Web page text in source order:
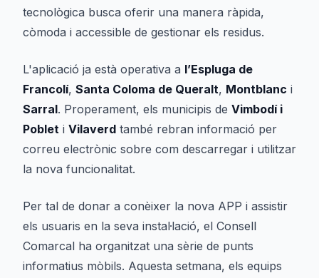
tecnològica busca oferir una manera ràpida,
còmoda i accessible de gestionar els residus.
L'aplicació ja està operativa a l’Espluga de
Francolí, Santa Coloma de Queralt, Montblanc i
Sarral. Properament, els municipis de Vimbodí i
Poblet i Vilaverd també rebran informació per
correu electrònic sobre com descarregar i utilitzar
la nova funcionalitat.
Per tal de donar a conèixer la nova APP i assistir
els usuaris en la seva instal·lació, el Consell
Comarcal ha organitzat una sèrie de punts
informatius mòbils. Aquesta setmana, els equips